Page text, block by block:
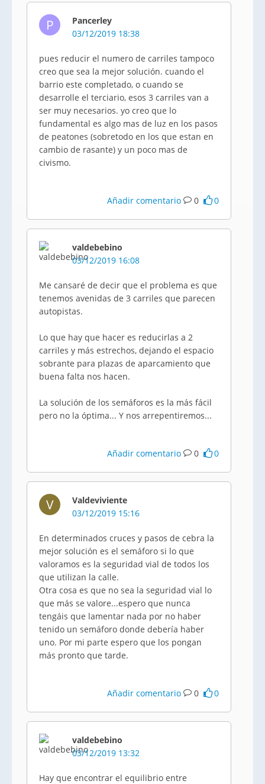
P
Pancerley
03/12/2019 18:38
pues reducir el numero de carriles tampoco
creo que sea la mejor solución. cuando el
barrio este completado, o cuando se
desarrolle el terciario, esos 3 carriles van a
ser muy necesarios. yo creo que lo
fundamental es algo mas de luz en los pasos
de peatones (sobretodo en los que estan en
cambio de rasante) y un poco mas de
civismo.
Añadir comentario 0 0
valdebebino
03/12/2019 16:08
Me cansaré de decir que el problema es que
tenemos avenidas de 3 carriles que parecen
autopistas.
Lo que hay que hacer es reducirlas a 2
carriles y más estrechos, dejando el espacio
sobrante para plazas de aparcamiento que
buena falta nos hacen.
La solución de los semáforos es la más fácil
pero no la óptima... Y nos arrepentiremos...
Añadir comentario 0 0
V
Valdeviviente
03/12/2019 15:16
En determinados cruces y pasos de cebra la
mejor solución es el semáforo si lo que
valoramos es la seguridad vial de todos los
que utilizan la calle.
Otra cosa es que no sea la seguridad vial lo
que más se valore...espero que nunca
tengáis que lamentar nada por no haber
tenido un semáforo donde debería haber
uno. Por mi parte espero que los pongan
más pronto que tarde.
Añadir comentario 0 0
valdebebino
03/12/2019 13:32
Hay que encontrar el equilibrio entre